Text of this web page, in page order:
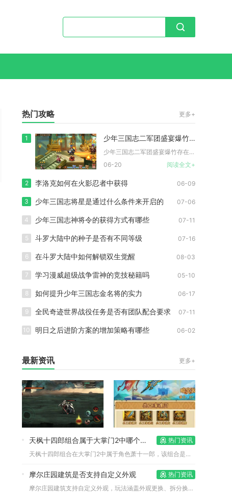
热门攻略 更多+
1 少年三国志二军团盛宴爆竹是否有时间限制
少年三国志二军团盛宴爆竹存在严格的获取与商店使用双重时间限制...
06-20
阅读全文+
2 李洛克如何在火影忍者中获得 06-09
3 少年三国志将星是通过什么条件来开启的 07-06
4 少年三国志神将令的获得方式有哪些 07-11
5 斗罗大陆中的种子是否有不同等级 07-16
6 在斗罗大陆中如何解锁双生觉醒 08-03
7 学习漫威超级战争雷神的竞技秘籍吗 05-10
8 如何提升少年三国志金名将的实力 06-17
9 全民奇迹世界战役任务是否有团队配合要求 07-11
10 明日之后进阶方案的增加策略有哪些 06-02
最新资讯 更多+
天枫十四郎组合属于大掌门2中哪个角色
热门资讯
天枫十四郎组合在大掌门2中属于角色萧十一郎，该组合是围绕萧十...
摩尔庄园建筑是否支持自定义外观
热门资讯
摩尔庄园建筑支持自定义外观，玩法涵盖外观更换、拆分换色、多轴...